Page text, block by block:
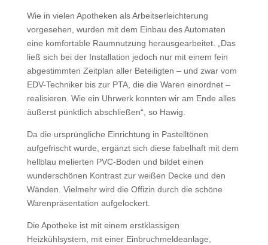
Wie in vielen Apotheken als Arbeitserleichterung
vorgesehen, wurden mit dem Einbau des Automaten
eine komfortable Raumnutzung herausgearbeitet. „Das
ließ sich bei der Installation jedoch nur mit einem fein
abgestimmten Zeitplan aller Beteiligten – und zwar vom
EDV-Techniker bis zur PTA, die die Waren einordnet –
realisieren. Wie ein Uhrwerk konnten wir am Ende alles
äußerst pünktlich abschließen“, so Hawig.
Da die ursprüngliche Einrichtung in Pastelltönen
aufgefrischt wurde, ergänzt sich diese fabelhaft mit dem
hellblau melierten PVC-Boden und bildet einen
wunderschönen Kontrast zur weißen Decke und den
Wänden. Vielmehr wird die Offizin durch die schöne
Warenpräsentation aufgelockert.
Die Apotheke ist mit einem erstklassigen
Heizkühlsystem, mit einer Einbruchmeldeanlage,